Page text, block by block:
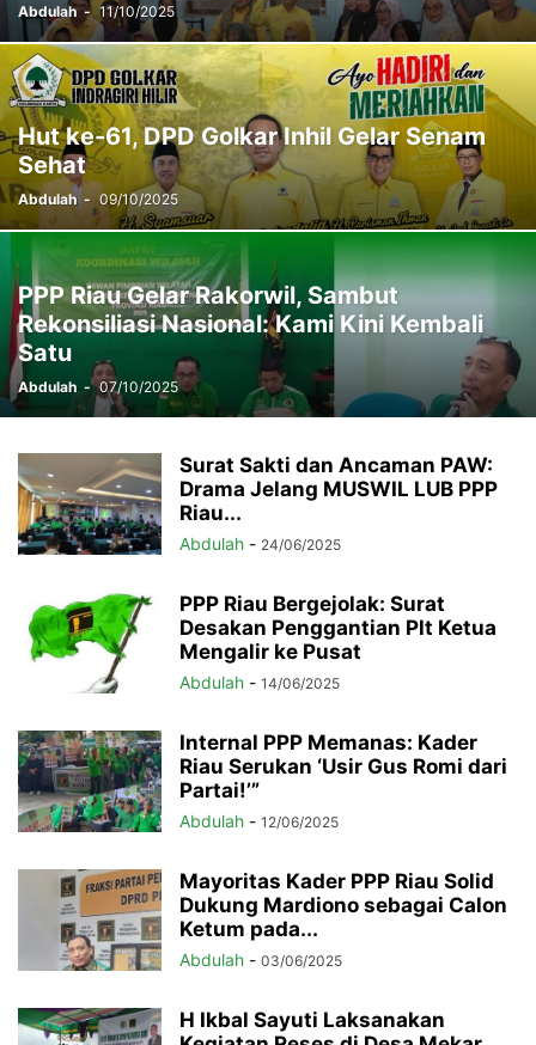
Abdulah - 11/10/2025
Hut ke-61, DPD Golkar Inhil Gelar Senam
Sehat
Abdulah - 09/10/2025
PPP Riau Gelar Rakorwil, Sambut
Rekonsiliasi Nasional: Kami Kini Kembali
Satu
Abdulah - 07/10/2025
Surat Sakti dan Ancaman PAW:
Drama Jelang MUSWIL LUB PPP
Riau...
Abdulah - 24/06/2025
PPP Riau Bergejolak: Surat
Desakan Penggantian Plt Ketua
Mengalir ke Pusat
Abdulah - 14/06/2025
Internal PPP Memanas: Kader
Riau Serukan ‘Usir Gus Romi dari
Partai!’”
Abdulah - 12/06/2025
Mayoritas Kader PPP Riau Solid
Dukung Mardiono sebagai Calon
Ketum pada...
Abdulah - 03/06/2025
H Ikbal Sayuti Laksanakan